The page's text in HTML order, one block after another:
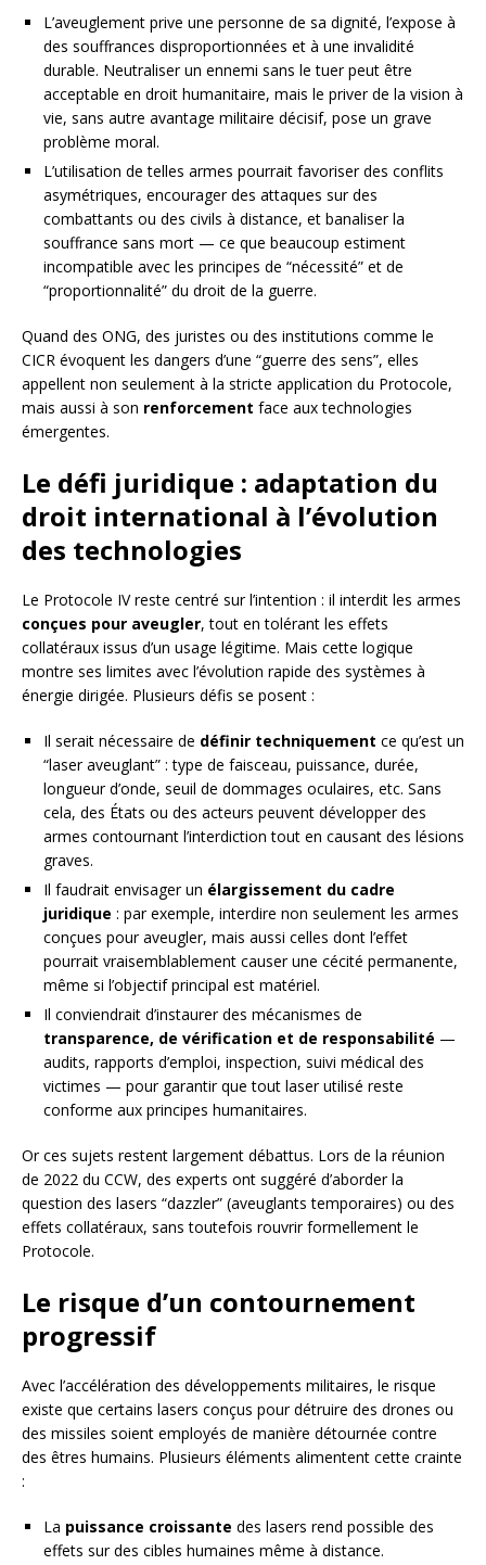
L’aveuglement prive une personne de sa dignité, l’expose à
des souffrances disproportionnées et à une invalidité
durable. Neutraliser un ennemi sans le tuer peut être
acceptable en droit humanitaire, mais le priver de la vision à
vie, sans autre avantage militaire décisif, pose un grave
problème moral.
L’utilisation de telles armes pourrait favoriser des conflits
asymétriques, encourager des attaques sur des
combattants ou des civils à distance, et banaliser la
souffrance sans mort — ce que beaucoup estiment
incompatible avec les principes de “nécessité” et de
“proportionnalité” du droit de la guerre.
Quand des ONG, des juristes ou des institutions comme le
CICR évoquent les dangers d’une “guerre des sens”, elles
appellent non seulement à la stricte application du Protocole,
mais aussi à son renforcement face aux technologies
émergentes.
Le défi juridique : adaptation du
droit international à l’évolution
des technologies
Le Protocole IV reste centré sur l’intention : il interdit les armes
conçues pour aveugler, tout en tolérant les effets
collatéraux issus d’un usage légitime. Mais cette logique
montre ses limites avec l’évolution rapide des systèmes à
énergie dirigée. Plusieurs défis se posent :
Il serait nécessaire de définir techniquement ce qu’est un
“laser aveuglant” : type de faisceau, puissance, durée,
longueur d’onde, seuil de dommages oculaires, etc. Sans
cela, des États ou des acteurs peuvent développer des
armes contournant l’interdiction tout en causant des lésions
graves.
Il faudrait envisager un élargissement du cadre
juridique : par exemple, interdire non seulement les armes
conçues pour aveugler, mais aussi celles dont l’effet
pourrait vraisemblablement causer une cécité permanente,
même si l’objectif principal est matériel.
Il conviendrait d’instaurer des mécanismes de
transparence, de vérification et de responsabilité —
audits, rapports d’emploi, inspection, suivi médical des
victimes — pour garantir que tout laser utilisé reste
conforme aux principes humanitaires.
Or ces sujets restent largement débattus. Lors de la réunion
de 2022 du CCW, des experts ont suggéré d’aborder la
question des lasers “dazzler” (aveuglants temporaires) ou des
effets collatéraux, sans toutefois rouvrir formellement le
Protocole.
Le risque d’un contournement
progressif
Avec l’accélération des développements militaires, le risque
existe que certains lasers conçus pour détruire des drones ou
des missiles soient employés de manière détournée contre
des êtres humains. Plusieurs éléments alimentent cette crainte
:
La puissance croissante des lasers rend possible des
effets sur des cibles humaines même à distance.